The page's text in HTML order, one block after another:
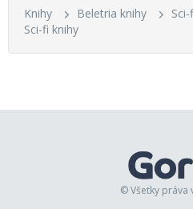
Knihy Beletria knihy
Sci-fi knihy
© Všetky práva